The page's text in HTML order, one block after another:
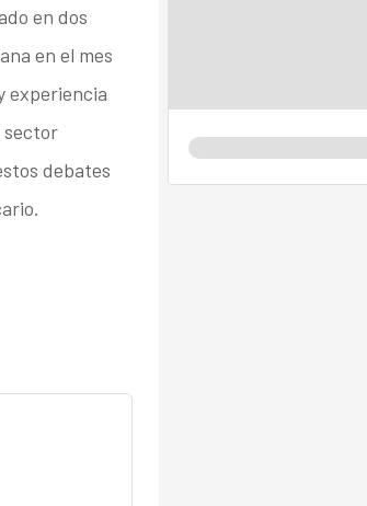
en dos
en el mes
experiencia
sector
debates